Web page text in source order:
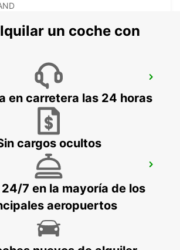
DE FURGONETAS*
DE DONEGAL
IRELAND
un coche con
en carretera las 24 horas
cargos ocultos
7 en la mayoría de los
aeropuertos